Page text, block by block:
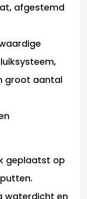
afgestemd
groot aantal
geplaatst op
waterdicht en